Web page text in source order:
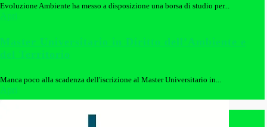
Evoluzione Ambiente ha messo a disposizione una borsa di studio per...
Apri
Master Universitario in Diritto dell’Ambiente e
del Territorio
Manca poco alla scadenza dell'iscrizione al Master Universitario in...
Apri
Corsi di formazione sul RENTRI